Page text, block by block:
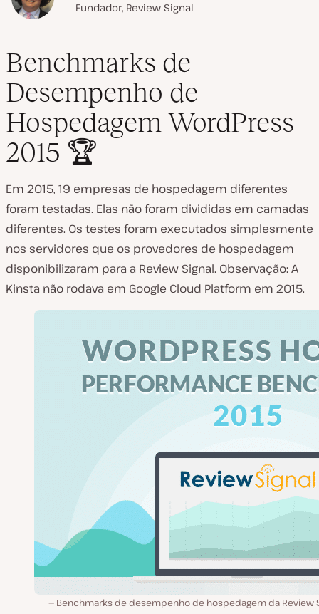
Fundador, Review Signal
Benchmarks de
Desempenho de
Hospedagem WordPress
2015 🏆
Em 2015, 19 empresas de hospedagem diferentes
foram testadas. Elas não foram divididas em camadas
diferentes. Os testes foram executados simplesmente
nos servidores que os provedores de hospedagem
disponibilizaram para a Review Signal. Observação: A
Kinsta não rodava em Google Cloud Platform em 2015.
Benchmarks de desempenho de hospedagem da Review